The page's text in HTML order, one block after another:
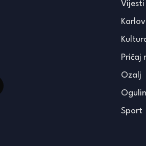
Vijesti
Pričaj
Ozalj
Ogulin
Sport